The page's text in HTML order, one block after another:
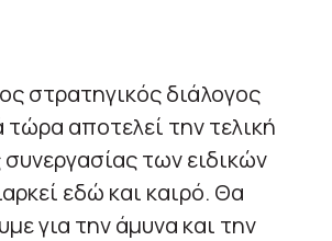
στρατηγικός διάλογος
τώρα αποτελεί την τελική
των ειδικών
εδώ και καιρό. Θα
για την άμυνα και την